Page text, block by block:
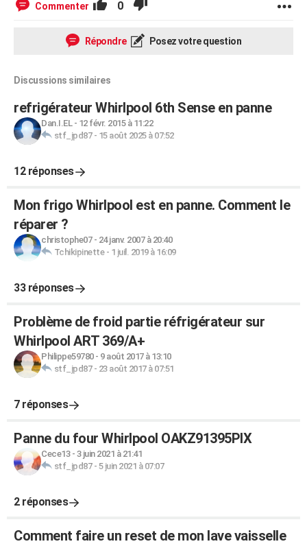
Commenter 0
Répondre Posez votre question
Discussions similaires
refrigérateur Whirlpool 6th Sense en panne
Dan.I.EL- 12 févr. 2015 à 11:22
stf_jpd87- 15 août 2025 à 07:52
12 réponses
Mon frigo Whirlpool est en panne. Comment le
réparer ?
christophe07- 24 janv. 2007 à 20:40
Tchikipinette- 1 juil. 2019 à 16:09
33 réponses
Problème de froid partie réfrigérateur sur
Whirlpool ART 369/A+
Philippe59780- 9 août 2017 à 13:10
stf_jpd87- 23 août 2017 à 07:51
7 réponses
Panne du four Whirlpool OAKZ91395PIX
Cece13- 3 juin 2021 à 21:41
stf_jpd87- 5 juin 2021 à 07:07
2 réponses
Comment faire un reset de mon lave vaisselle